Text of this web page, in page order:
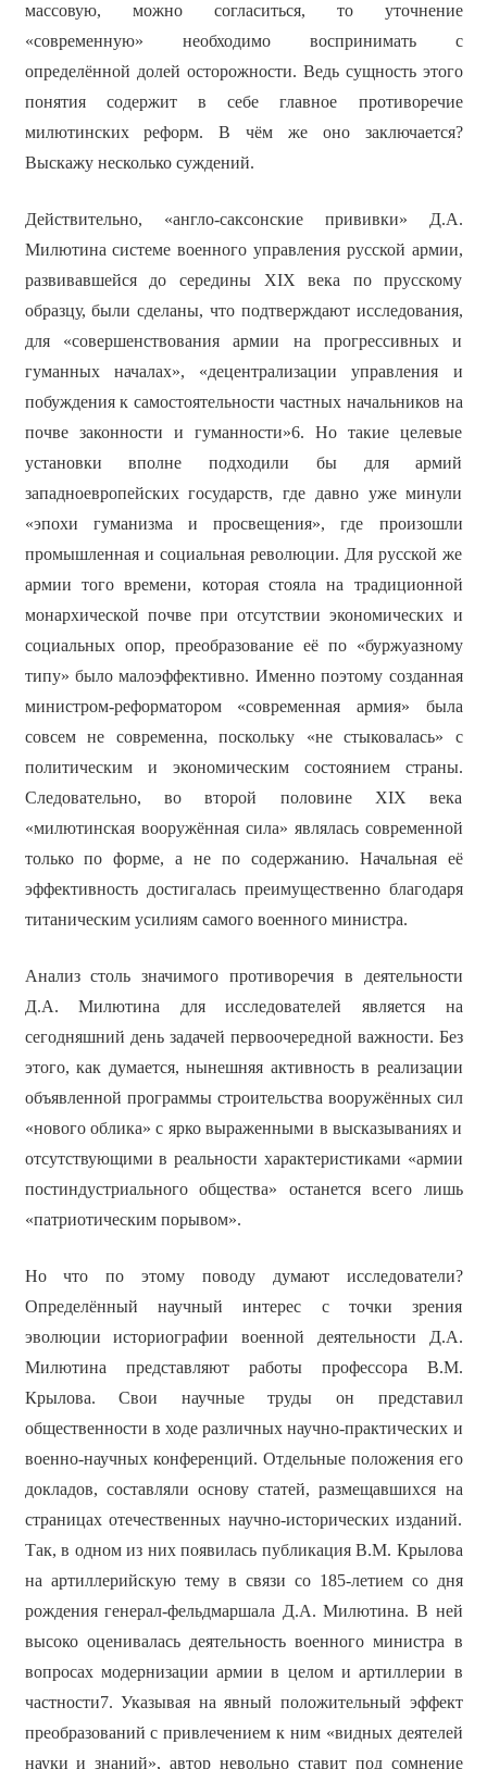
массовую, можно согласиться, то уточнение
«современную» необходимо воспринимать с
определённой долей осторожности. Ведь сущность этого
понятия содержит в себе главное противоречие
милютинских реформ. В чём же оно заключается?
Выскажу несколько суждений.
Действительно, «англо-саксонские прививки» Д.А.
Милютина системе военного управления русской армии,
развивавшейся до середины XIX века по прусскому
образцу, были сделаны, что подтверждают исследования,
для «совершенствования армии на прогрессивных и
гуманных началах», «децентрализации управления и
побуждения к самостоятельности частных начальников на
почве законности и гуманности»6. Но такие целевые
установки вполне подходили бы для армий
западноевропейских государств, где давно уже минули
«эпохи гуманизма и просвещения», где произошли
промышленная и социальная революции. Для русской же
армии того времени, которая стояла на традиционной
монархической почве при отсутствии экономических и
социальных опор, преобразование её по «буржуазному
типу» было малоэффективно. Именно поэтому созданная
министром-реформатором «современная армия» была
совсем не современна, поскольку «не стыковалась» с
политическим и экономическим состоянием страны.
Следовательно, во второй половине XIX века
«милютинская вооружённая сила» являлась современной
только по форме, а не по содержанию. Начальная её
эффективность достигалась преимущественно благодаря
титаническим усилиям самого военного министра.
Анализ столь значимого противоречия в деятельности
Д.А. Милютина для исследователей является на
сегодняшний день задачей первоочередной важности. Без
этого, как думается, нынешняя активность в реализации
объявленной программы строительства вооружённых сил
«нового облика» с ярко выраженными в высказываниях и
отсутствующими в реальности характеристиками «армии
постиндустриального общества» останется всего лишь
«патриотическим порывом».
Но что по этому поводу думают исследователи?
Определённый научный интерес с точки зрения
эволюции историографии военной деятельности Д.А.
Милютина представляют работы профессора В.М.
Крылова. Свои научные труды он представил
общественности в ходе различных научно-практических и
военно-научных конференций. Отдельные положения его
докладов, составляли основу статей, размещавшихся на
страницах отечественных научно-исторических изданий.
Так, в одном из них появилась публикация В.М. Крылова
на артиллерийскую тему в связи со 185-летием со дня
рождения генерал-фельдмаршала Д.А. Милютина. В ней
высоко оценивалась деятельность военного министра в
вопросах модернизации армии в целом и артиллерии в
частности7. Указывая на явный положительный эффект
преобразований с привлечением к ним «видных деятелей
науки и знаний», автор невольно ставит под сомнение